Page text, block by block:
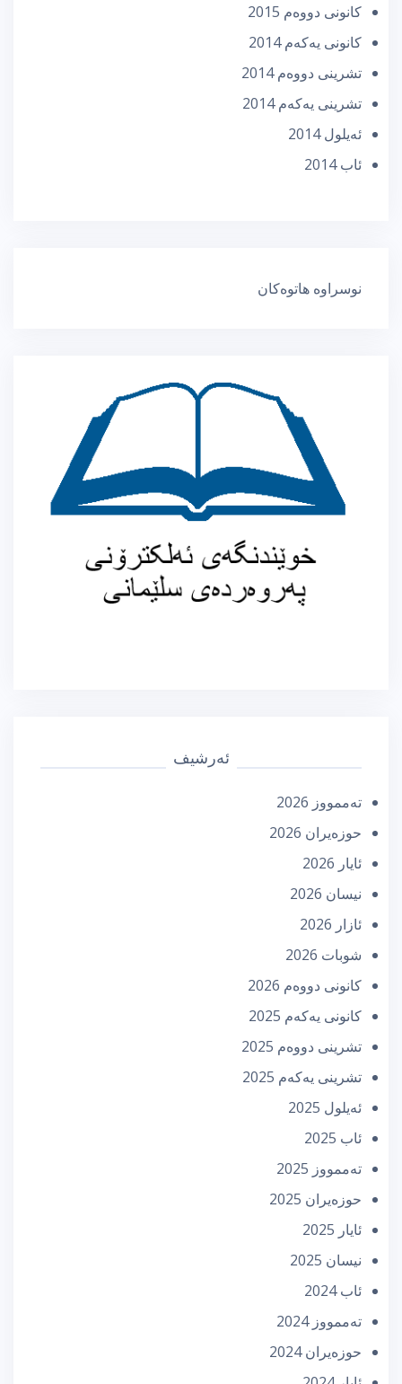
كانونی دووه‌م 2015
كانونی یه‌كه‌م 2014
تشرینی دووه‌م 2014
تشرینی یه‌كه‌م 2014
ئه‌یلول 2014
ئاب 2014
نوسراوە هاتوەکان
ئەرشیف
تەممووز 2026
حوزه‌یران 2026
ئایار 2026
نیسان 2026
ئازار 2026
شوبات 2026
كانونی دووه‌م 2026
كانونی یه‌كه‌م 2025
تشرینی دووه‌م 2025
تشرینی یه‌كه‌م 2025
ئه‌یلول 2025
ئاب 2025
تەممووز 2025
حوزه‌یران 2025
ئایار 2025
نیسان 2025
ئاب 2024
تەممووز 2024
حوزه‌یران 2024